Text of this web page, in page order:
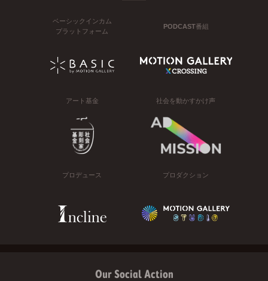
ベーシックインカム
プラットフォーム
PODCAST番組
アート基金 社会を動かすかけ声
プロデュース プロダクション
Our Social Action